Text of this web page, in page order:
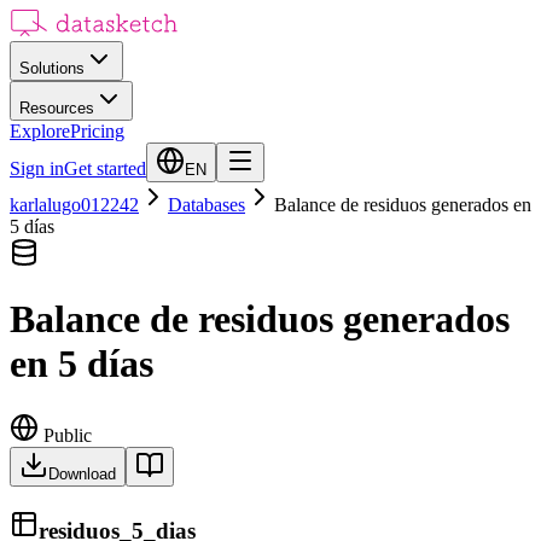
Solutions
Resources
ExplorePricing
Sign inGet started EN
karlalugo012242 Databases
Balance de residuos generados en
5 días
Balance de residuos generados
en 5 días
Public
Download
residuos_5_dias